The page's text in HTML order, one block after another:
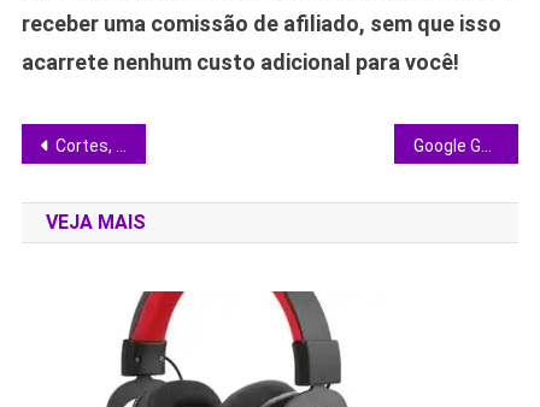
receber uma comissão de afiliado, sem que isso
acarrete nenhum custo adicional para você!
Navegação
de
Post
Cortes, IA e polêmica: Standard Chartered substitui 7.800 funções até 2030
VEJA MAIS